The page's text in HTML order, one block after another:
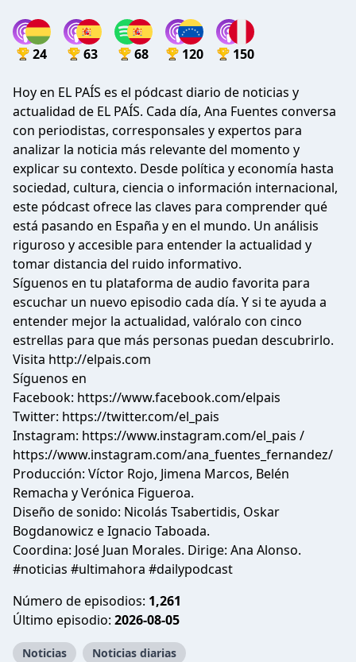
24 63 68 120 150
Hoy en EL PAÍS es el pódcast diario de noticias y
actualidad de EL PAÍS. Cada día, Ana Fuentes conversa
con periodistas, corresponsales y expertos para
analizar la noticia más relevante del momento y
explicar su contexto. Desde política y economía hasta
sociedad, cultura, ciencia o información internacional,
este pódcast ofrece las claves para comprender qué
está pasando en España y en el mundo. Un análisis
riguroso y accesible para entender la actualidad y
tomar distancia del ruido informativo.
Síguenos en tu plataforma de audio favorita para
escuchar un nuevo episodio cada día. Y si te ayuda a
entender mejor la actualidad, valóralo con cinco
estrellas para que más personas puedan descubrirlo.
Visita http://elpais.com
Síguenos en
Facebook: https://www.facebook.com/elpais
Twitter: https://twitter.com/el_pais
Instagram: https://www.instagram.com/el_pais /
https://www.instagram.com/ana_fuentes_fernandez/
Producción: Víctor Rojo, Jimena Marcos, Belén
Remacha y Verónica Figueroa.
Diseño de sonido: Nicolás Tsabertidis, Oskar
Bogdanowicz e Ignacio Taboada.
Coordina: José Juan Morales. Dirige: Ana Alonso.
#noticias #ultimahora #dailypodcast
Número de episodios: 1,261
Último episodio: 2026-08-05
Noticias Noticias diarias